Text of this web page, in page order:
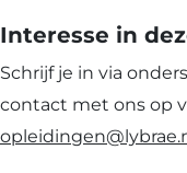
Interesse in
Schrijf je in via
contact met ons op